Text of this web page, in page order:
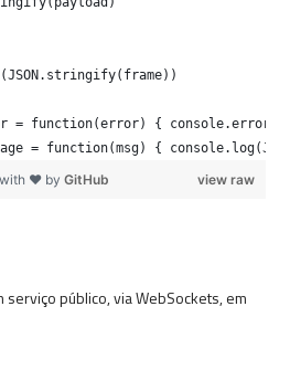
= function(error) {
= function(msg) {
view raw
with ❤ byGitHub
serviço público, via WebSockets, em